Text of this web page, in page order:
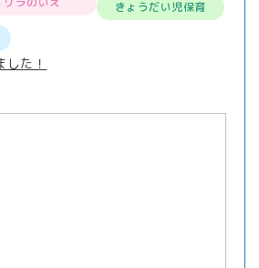
きょうだい児保育
た！